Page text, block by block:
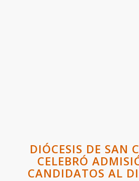
DIÓCESIS DE SAN
CELEBRÓ
CANDIDATOS AL